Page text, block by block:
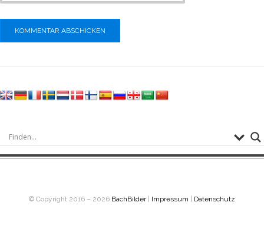
© Copyright 2016 – 2026 BachBilder| Impressum Datenschutz